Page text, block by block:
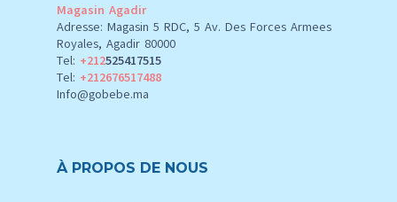
Magasin Agadir
Adresse: Magasin 5 RDC, 5 Av. Des Forces Armees
Royales, Agadir 80000
Tel: +212525417515
Tel: +212676517488
Info@gobebe.ma
À PROPOS DE NOUS